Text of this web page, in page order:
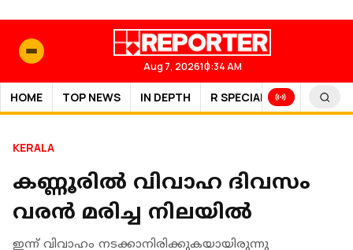
Aug 7, 202610:34 AM
HOME TOP NEWS IN DEPTH R SPECIAL SPORTS
KERALA
കണ്ണൂരില്‍ വിവാഹ ദിവസം
വരന്‍ മരിച്ച നിലയില്‍
ഇന്ന് വിവാഹം നടക്കാനിരിക്കുകയായിരുന്നു